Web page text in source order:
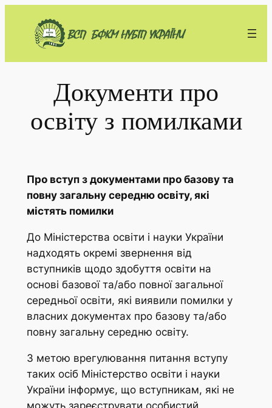
вмісту
Документи про
освіту з помилками
Про вступ з документами про базову та
повну загальну середню освіту, які
містять помилки
До Міністерства освіти і науки України
надходять окремі звернення від
вступників щодо здобуття освіти на
основі базової та/або повної загальної
середньої освіти, які виявили помилки у
власних документах про базову та/або
повну загальну середню освіту.
З метою врегулювання питання вступу
таких осіб Міністерство освіти і науки
України інформує, що вступникам, які не
можуть зареєструвати особистий